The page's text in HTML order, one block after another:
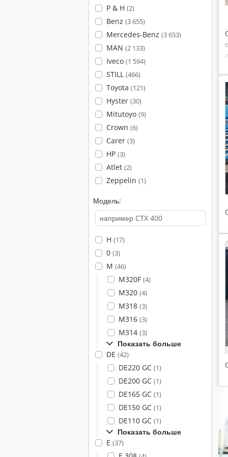
P & H (2)
Benz (3 655)
Mercedes-Benz (3 653)
MAN (2 133)
Iveco (1 594)
STILL (466)
Toyota (121)
Hyster (30)
Mitutoyo (9)
Crown (6)
Carer (3)
HP (3)
Atlet (2)
Zeppelin (1)
Модель:
H (17)
0 (3)
M (46)
M320F (4)
M320 (4)
M318 (3)
M316 (3)
M314 (3)
Показать больше
DE (42)
DE220 GC (1)
DE200 GC (1)
DE165 GC (1)
DE150 GC (1)
DE110 GC (1)
Показать больше
E (37)